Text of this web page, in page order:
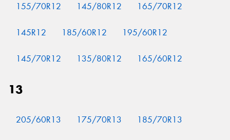
155/70R12 145/80R12 165/70R12
145R12 185/60R12 195/60R12
145/70R12 135/80R12 165/60R12
13
205/60R13 175/70R13 185/70R13
Send